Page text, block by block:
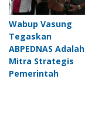
Wabup Vasung
Tegaskan
ABPEDNAS Adalah
Mitra Strategis
Pemerintah